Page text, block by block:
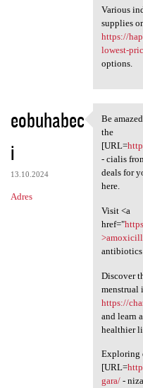
Various
supplies
https://
lowest-
options.
eobuhabec
i
13.10.2024
Adres
Be
Be
the
[URL=
- cialis
deals for
here.
Visit <a
href="
antibiotics
Discover
menstrual
https://
and learn
healthier
Exploring
[URL=
gara/-